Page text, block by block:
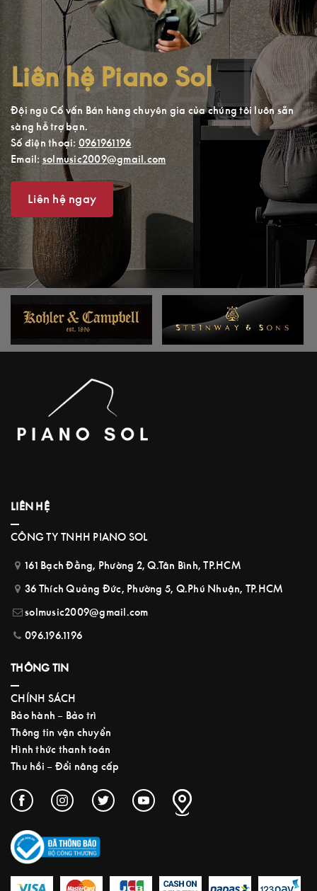
Liên hệ Piano Sol
Đội ngũ Cố vấn Bán hàng chuyên gia của chúng tôi luôn sẵn
sàng hỗ trợ bạn.
Số điện thoại: 0961961196
Email: solmusic2009@gmail.com
Liên hệ ngay
LIÊN HỆ
CÔNG TY TNHH PIANO SOL
161 Bạch Đằng, Phường 2, Q.Tân Bình, TP.HCM
36 Thích Quảng Đức, Phường 5, Q.Phú Nhuận, TP.HCM
solmusic2009@gmail.com
096.196.1196
THÔNG TIN
CHÍNH SÁCH
Bảo hành – Bảo trì
Thông tin vận chuyển
Hình thức thanh toán
Thu hồi – Đổi nâng cấp